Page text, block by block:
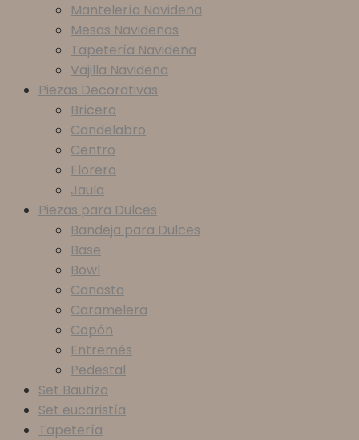
Mantelería Navideña
Mesas Navideñas
Tapetería Navideña
Vajilla Navideña
Piezas Decorativas
Bricero
Candelabro
Centro
Florero
Jaula
Piezas para Dulces
Bandeja para Dulces
Base
Bowl
Canasta
Caramelera
Copón
Entremés
Pedestal
Set Bautizo
Set eucaristía
Tapetería